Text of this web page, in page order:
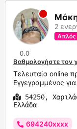
2
Απλός
0.0
Βαθμολογήστε τον
Τελευταία online
Εγγεγραμμένος
54250,
Ελλάδα
694240xxxx